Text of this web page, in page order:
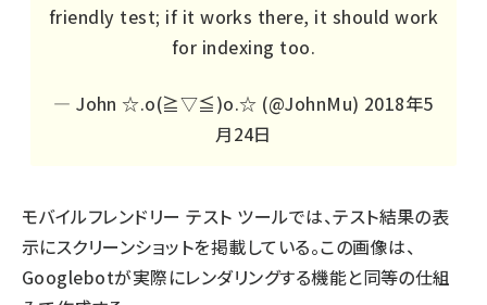
friendly test; if it works there, it should work
for indexing too.
— John ☆.o(≧▽≦)o.☆ (@JohnMu) 2018年5
月24日
モバイルフレンドリー テスト ツールでは、テスト結果の表
示にスクリーンショットを掲載している。この画像は、
Googlebotが実際にレンダリングする機能と同等の仕組